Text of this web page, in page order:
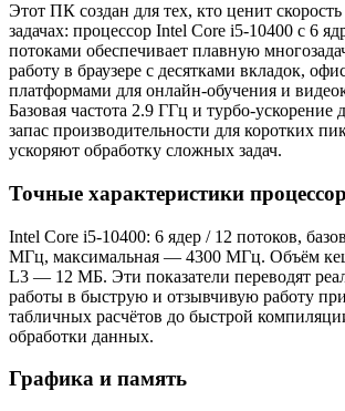
Этот ПК создан для тех, кто ценит
задачах: процессор Intel Core i5-10400 с 6
потоками обеспечивает плавную
работу в браузере с десятками вкладок,
платформами для онлайн-обучения и
Базовая частота 2.9 ГГц и турбо-ускорение
запас производительности для коротких
ускоряют обработку сложных задач.
Точные характеристики
Intel Core i5-10400: 6 ядер / 12 потоков,
МГц, максимальная — 4300 МГц. Объём
L3 — 12 МБ. Эти показатели переводят
работы в быструю и отзывчивую работу
табличных расчётов до быстрой
обработки данных.
Графика и память